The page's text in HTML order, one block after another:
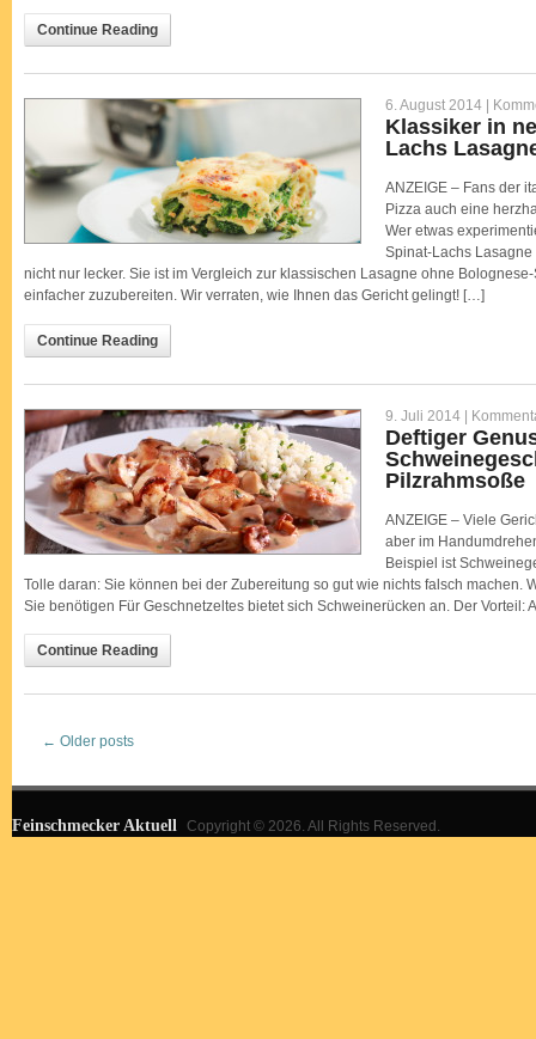
Continue Reading
6. August 2014 |
Klassiker in
Lachs
ANZEIGE – Fans der
Pizza auch eine
Wer etwas
Spinat-Lachs
nicht nur lecker. Sie ist im Vergleich zur klassischen Lasagne ohne
einfacher zuzubereiten. Wir verraten, wie Ihnen das Gericht gelingt! […]
Continue Reading
9. Juli 2014 |
Deftiger
Pilzrahmsoße
ANZEIGE – Viele
aber im
Beispiel ist
Tolle daran: Sie können bei der Zubereitung so gut wie nichts falsch machen.
Sie benötigen Für Geschnetzeltes bietet sich Schweinerücken an. Der Vorteil:
Continue Reading
← Older posts
Feinschmecker Aktuell Copyright © 2026. All Rights Reserved.